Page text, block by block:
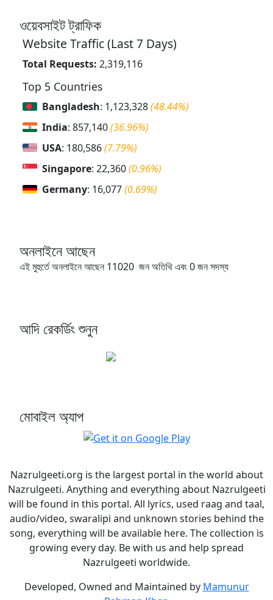
ওয়েবসাইট ট্রাফিক
Website Traffic (Last 7 Days)
Total Requests: 2,319,116
Top 5 Countries
Bangladesh: 1,123,328(48.44%)
India: 857,140(36.96%)
USA: 180,586(7.79%)
Singapore: 22,360(0.96%)
Germany: 16,077(0.69%)
অনলাইনে আছেন
এই মুহুর্তে অনলাইনে আছেন 11020 জন অতিথি এবং 0 জন সদস্য
আদি রেকর্ডিং শুনুন
মোবাইল অ্যাপ
Nazrulgeeti.org is the largest portal in the world about
Nazrulgeeti. Anything and everything about Nazrulgeeti
will be found in this portal. All lyrics, used raag and taal,
audio/video, swaralipi and unknown stories behind the
song, everything will be available here. The collection is
growing every day. Be with us and help spread
Nazrulgeeti worldwide.
Developed, Owned and Maintained by Mamunur